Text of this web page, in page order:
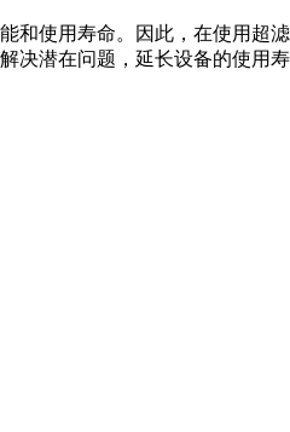
和使用寿命。因此，在使用超
决潜在问题，延长设备的使用